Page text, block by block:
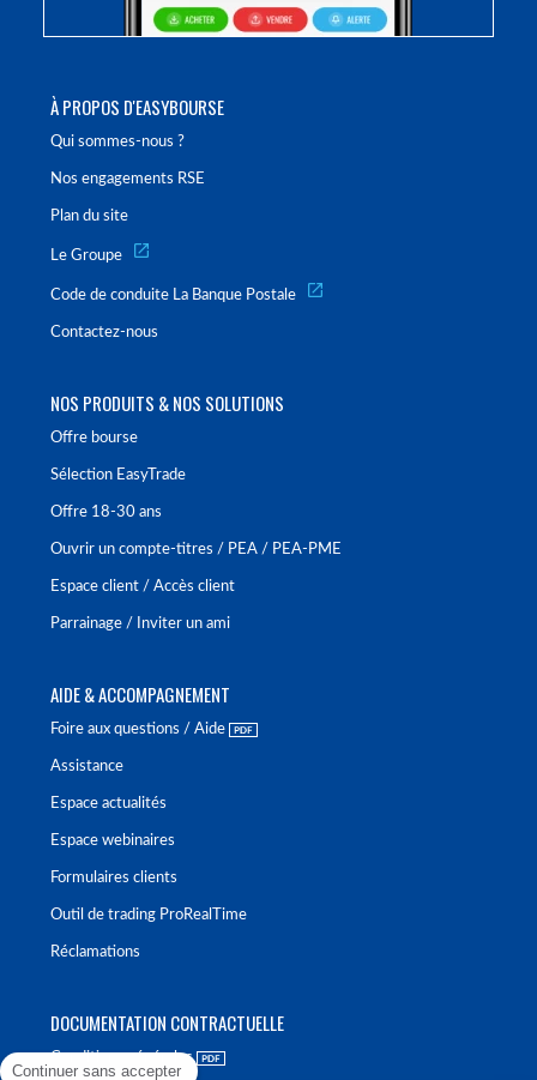
À PROPOS D'EASYBOURSE
Qui sommes-nous ?
Nos engagements RSE
Plan du site
Le Groupe
Code de conduite La Banque Postale
Contactez-nous
NOS PRODUITS & NOS SOLUTIONS
Offre bourse
Sélection EasyTrade
Offre 18-30 ans
Ouvrir un compte-titres / PEA / PEA-PME
Espace client / Accès client
Parrainage / Inviter un ami
AIDE & ACCOMPAGNEMENT
Foire aux questions / Aide
Assistance
Espace actualités
Espace webinaires
Formulaires clients
Outil de trading ProRealTime
Réclamations
DOCUMENTATION CONTRACTUELLE
Conditions générales
Continuer sans accepter